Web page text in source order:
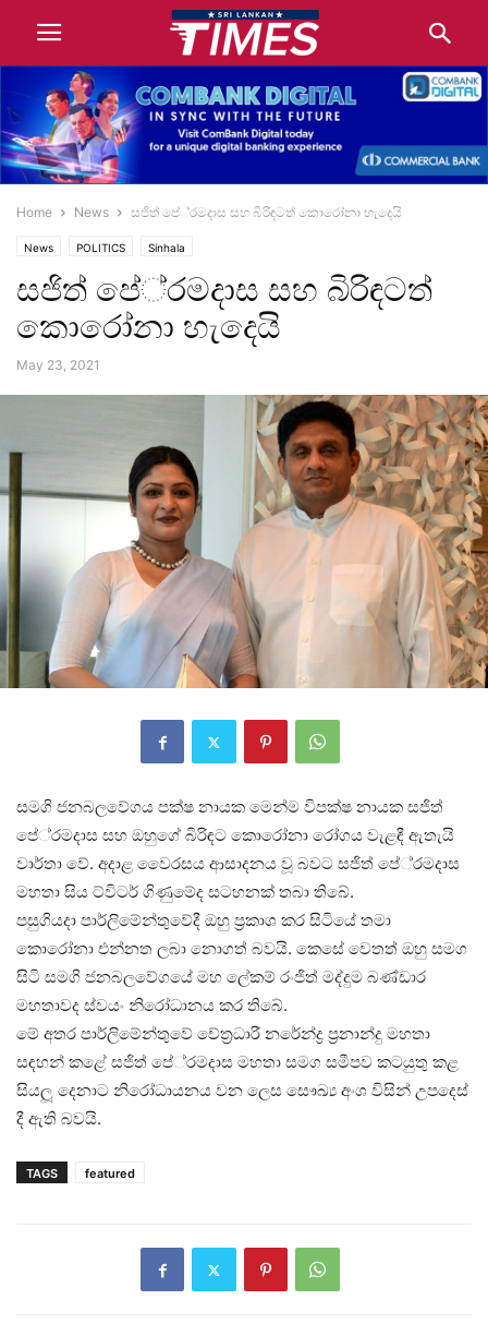
Home News සජිත් පේ‍්‍රමදාස සහ බිරිඳටත් කොරෝනා හැදෙයි
News POLITICS Sinhala
සජිත් පේ‍්‍රමදාස සහ බිරිඳටත්
කොරෝනා හැදෙයි
May 23, 2021
සමගි ජනබලවේගය පක්ෂ නායක මෙන්ම විපක්ෂ නායක සජිත්
පේ‍්‍රමදාස සහ ඔහුගේ බිරිඳට කොරෝනා රෝගය වැළඳී ඇතැයි
වාර්තා වේ. අදාළ වෛරසය ආසාදනය වූ බවට සජිත් පේ‍්‍රමදාස
මහතා සිය ට්විටර් ගිණුමේද සටහනක් තබා තිබේ.
පසුගියදා පාර්ලිමේන්තුවේදී ඔහු ප‍්‍රකාශ කර සිටියේ තමා
කොරෝනා එන්නත ලබා නොගත් බවයි. කෙසේ වෙතත් ඔහු සමග
සිටි සමගි ජනබලවේගයේ මහ ලේකම් රංජිත් මද්දුම බණ්ඩාර
මහතාවද ස්වයං නිරෝධානය කර තිබේ.
මේ අතර පාර්ලිමේන්තුවේ චේත‍්‍රධාරී නරේන්ද්‍ර ප‍්‍රනාන්දු මහතා
සඳහන් කළේ සජිත් පේ‍්‍රමදාස මහතා සමග සමීපව කටයුතු කළ
සියලූ දෙනාට නිරෝධායනය වන ලෙස සෞඛ්‍ය අංශ විසින් උපදෙස්
දී ඇති බවයි.
TAGS featured